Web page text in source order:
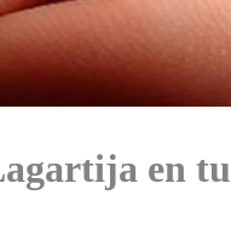
en tu